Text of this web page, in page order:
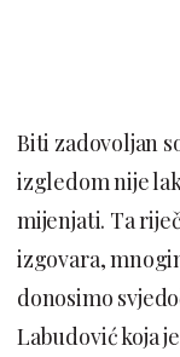
Biti zadovoljan
izgledom nije
mijenjati. Ta
izgovara,
donosimo
Labudović koja